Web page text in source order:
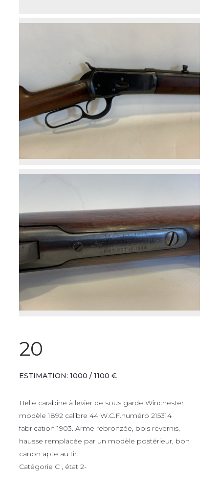
20
ESTIMATION: 1000 / 1100 €
Belle carabine à levier de sous garde Winchester
modèle 1892 calibre 44 W.C.F.numéro 215314
fabrication 1903. Arme rebronzée, bois revernis,
hausse remplacée par un modèle postérieur, bon
canon apte au tir.
Catégorie C , état 2-